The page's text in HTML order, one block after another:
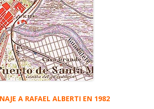
A RAFAEL ALBERTI EN 1982